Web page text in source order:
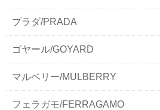
プラダ/PRADA
ゴヤール/GOYARD
マルベリー/MULBERRY
フェラガモ/FERRAGAMO